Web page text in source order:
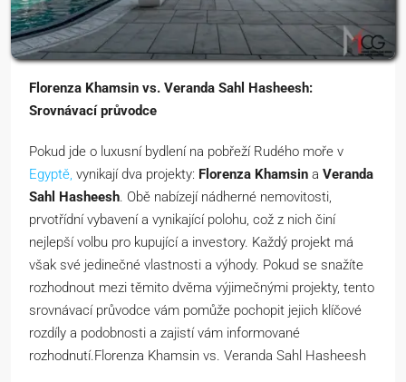
Florenza Khamsin vs. Veranda Sahl Hasheesh:
Srovnávací průvodce
Pokud jde o luxusní bydlení na pobřeží Rudého moře v
Egyptě, vynikají dva projekty: Florenza Khamsin a Veranda
Sahl Hasheesh . Obě nabízejí nádherné nemovitosti,
prvotřídní vybavení a vynikající polohu, což z nich činí
nejlepší volbu pro kupující a investory. Každý projekt má
však své jedinečné vlastnosti a výhody. Pokud se snažíte
rozhodnout mezi těmito dvěma výjimečnými projekty, tento
srovnávací průvodce vám pomůže pochopit jejich klíčové
rozdíly a podobnosti a zajistí vám informované
rozhodnutí.Florenza Khamsin vs. Veranda Sahl Hasheesh